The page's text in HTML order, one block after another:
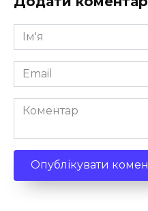
Ім'я
*
Email
*
Коментар